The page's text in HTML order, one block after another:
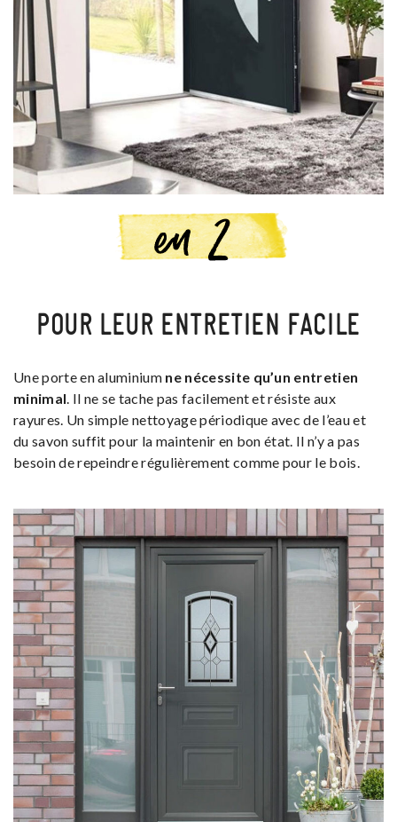
POUR LEUR ENTRETIEN FACILE
Une porte en aluminium ne nécessite qu’un entretien
minimal. Il ne se tache pas facilement et résiste aux
rayures. Un simple nettoyage périodique avec de l’eau et
du savon suffit pour la maintenir en bon état. Il n’y a pas
besoin de repeindre régulièrement comme pour le bois.